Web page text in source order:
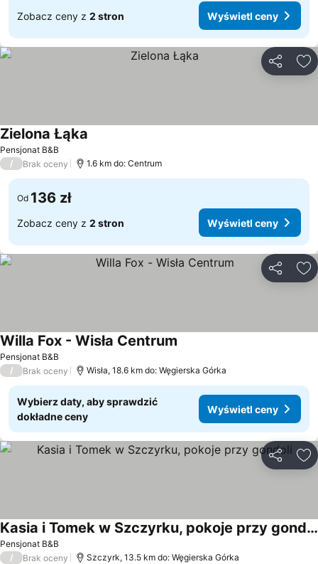
Zobacz ceny z 2 stron Wyświetl ceny
Pensjonat B&B
Zielona Łąka
/ Brak oceny 1.6 km do: Centrum
Od 136 zł
Zobacz ceny z 2 stron Wyświetl ceny
Pensjonat B&B
Willa Fox - Wisła Centrum
/ Brak oceny Wisła, 18.6 km do: Węgierska Górka
Wybierz daty, aby sprawdzić
dokładne ceny
Wyświetl ceny
Pensjonat B&B
Kasia i Tomek w Szczyrku, pokoje przy gondoli
Wyświetl ceny
/ Brak oceny Szczyrk, 13.5 km do: Węgierska Górka